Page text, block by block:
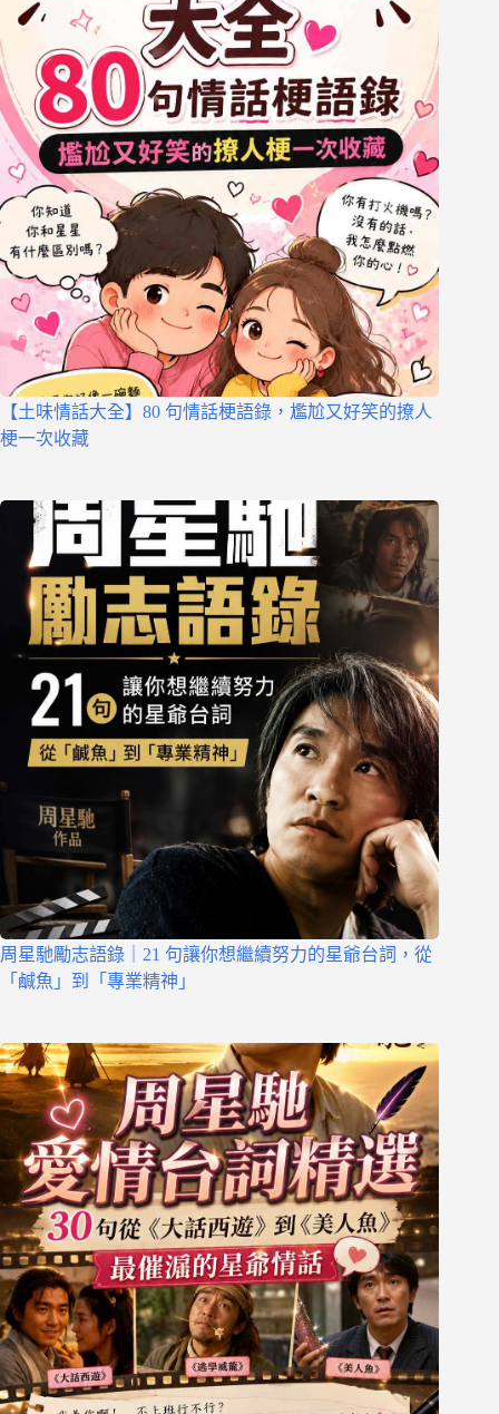
【土味情話大全】80 句情話梗語錄，尷尬又好笑的撩人
梗一次收藏
周星馳勵志語錄｜21 句讓你想繼續努力的星爺台詞，從
「鹹魚」到「專業精神」